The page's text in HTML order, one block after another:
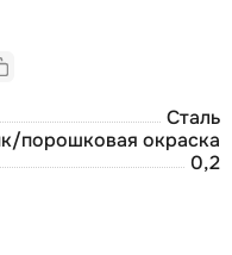
Сталь
порошковая окраска
0,2